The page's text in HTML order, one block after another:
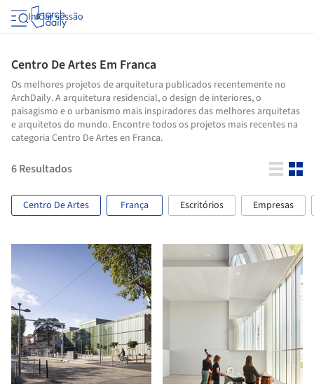
Iniciar sessão
Centro De Artes Em Franca
Os melhores projetos de arquitetura publicados recentemente no
ArchDaily. A arquitetura residencial, o design de interiores, o
paisagismo e o urbanismo mais inspiradores das melhores arquitetas
e arquitetos do mundo. Encontre todos os projetos mais recentes na
categoria Centro De Artes en Franca.
6Resultados
Centro De Artes França Escritórios Empresas